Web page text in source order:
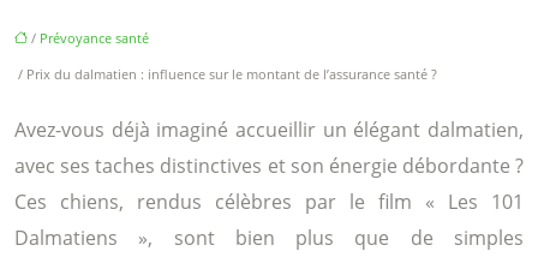
/ Prévoyance santé
/ Prix du dalmatien : influence sur le montant de l’assurance santé ?
Avez-vous déjà imaginé accueillir un élégant dalmatien,
avec ses taches distinctives et son énergie débordante ?
Ces chiens, rendus célèbres par le film « Les 101
Dalmatiens », sont bien plus que de simples